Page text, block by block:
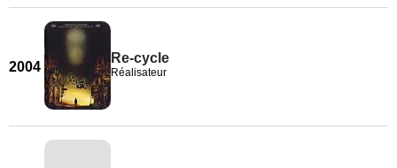
2004
Re-cycle
Réalisateur